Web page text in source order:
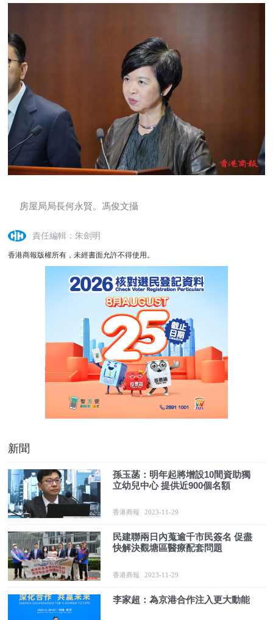
房屋局局長何永賢。馮俊文攝
責任編輯：朱劍明
香港商報版權所有，未經書面允許不得使用。
新聞
孫玉菡：明年起將增設10間資助獨
立幼兒中心 提供近900個名額
香港商報 2023-11-29
民建聯兩日內蒐逾千市民簽名 促盡
快解決觀塘區醫療配套問題
香港商報 2023-11-29
李家超：為京港合作注入更大動能